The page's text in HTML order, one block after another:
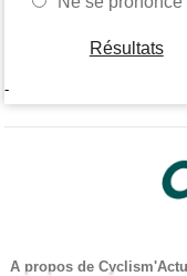
Résultats
-
A propos de Cyclism'Actu